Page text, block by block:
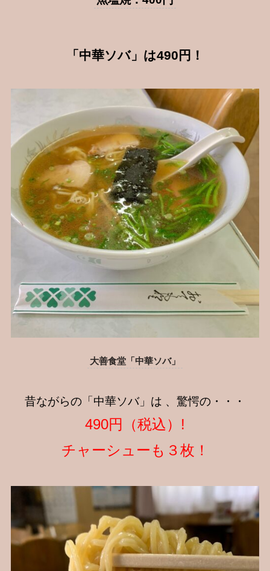
「中華ソバ」は490円！
大善食堂「中華ソバ」
昔ながらの「中華ソバ」は 、驚愕の・・・
490円（税込）!
チャーシューも３枚！